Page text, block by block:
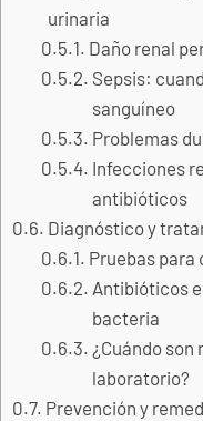
urinaria
Daño renal
Sepsis:
sanguíneo
Problemas
Infecciones
antibióticos
Diagnóstico y
Pruebas
Antibióticos
bacteria
¿Cuándo son
laboratorio?
Prevención y